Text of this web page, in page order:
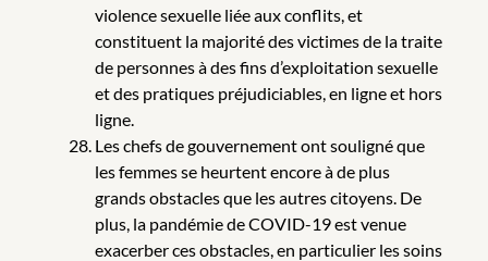
violence sexuelle liée aux conflits, et
constituent la majorité des victimes de la traite
de personnes à des fins d’exploitation sexuelle
et des pratiques préjudiciables, en ligne et hors
ligne.
Les chefs de gouvernement ont souligné que
les femmes se heurtent encore à de plus
grands obstacles que les autres citoyens. De
plus, la pandémie de COVID-19 est venue
exacerber ces obstacles, en particulier les soins